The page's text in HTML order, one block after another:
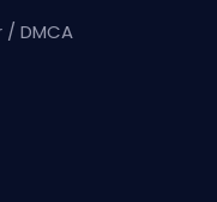
DMCA